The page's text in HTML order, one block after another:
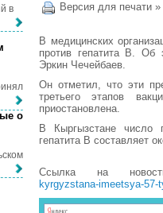
Версия для печати »
В медицинских
против гепатита В. Об
Эркин Чечейбаев.
Он отметил, что эти
третьего этапов
приостановлена.
В Кыргызстане число
гепатита В составляет
Ссылка на
kyrgyzstana-imeetsya-
в
о